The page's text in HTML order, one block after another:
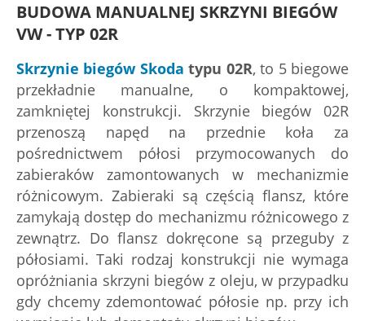
BUDOWA MANUALNEJ SKRZYNI BIEGÓW
VW - TYP 02R
Skrzynie biegów Skoda typu 02R, to 5 biegowe
przekładnie manualne, o kompaktowej,
zamkniętej konstrukcji. Skrzynie biegów 02R
przenoszą napęd na przednie koła za
pośrednictwem półosi przymocowanych do
zabieraków zamontowanych w mechanizmie
różnicowym. Zabieraki są częścią flansz, które
zamykają dostęp do mechanizmu różnicowego z
zewnątrz. Do flansz dokręcone są przeguby z
półosiami. Taki rodzaj konstrukcji nie wymaga
opróżniania skrzyni biegów z oleju, w przypadku
gdy chcemy zdemontować półosie np. przy ich